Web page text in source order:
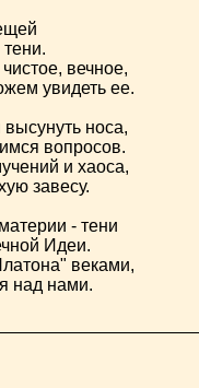
вечное,
увидеть ее.
носа,
вопросов.
и хаоса,
завесу.
- тени
Идеи.
веками,
над нами.